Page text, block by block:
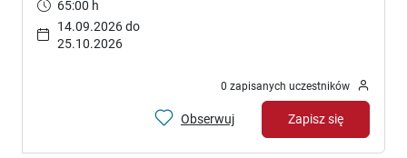
65:00 h
14.09.2026 do
25.10.2026
0 zapisanych uczestników
Obserwuj Zapisz się